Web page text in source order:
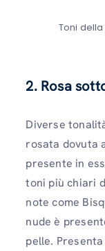
Toni
2. Rosa
Diverse
rosata dovuta
presente in
toni più chiari
note come
nude è
pelle.